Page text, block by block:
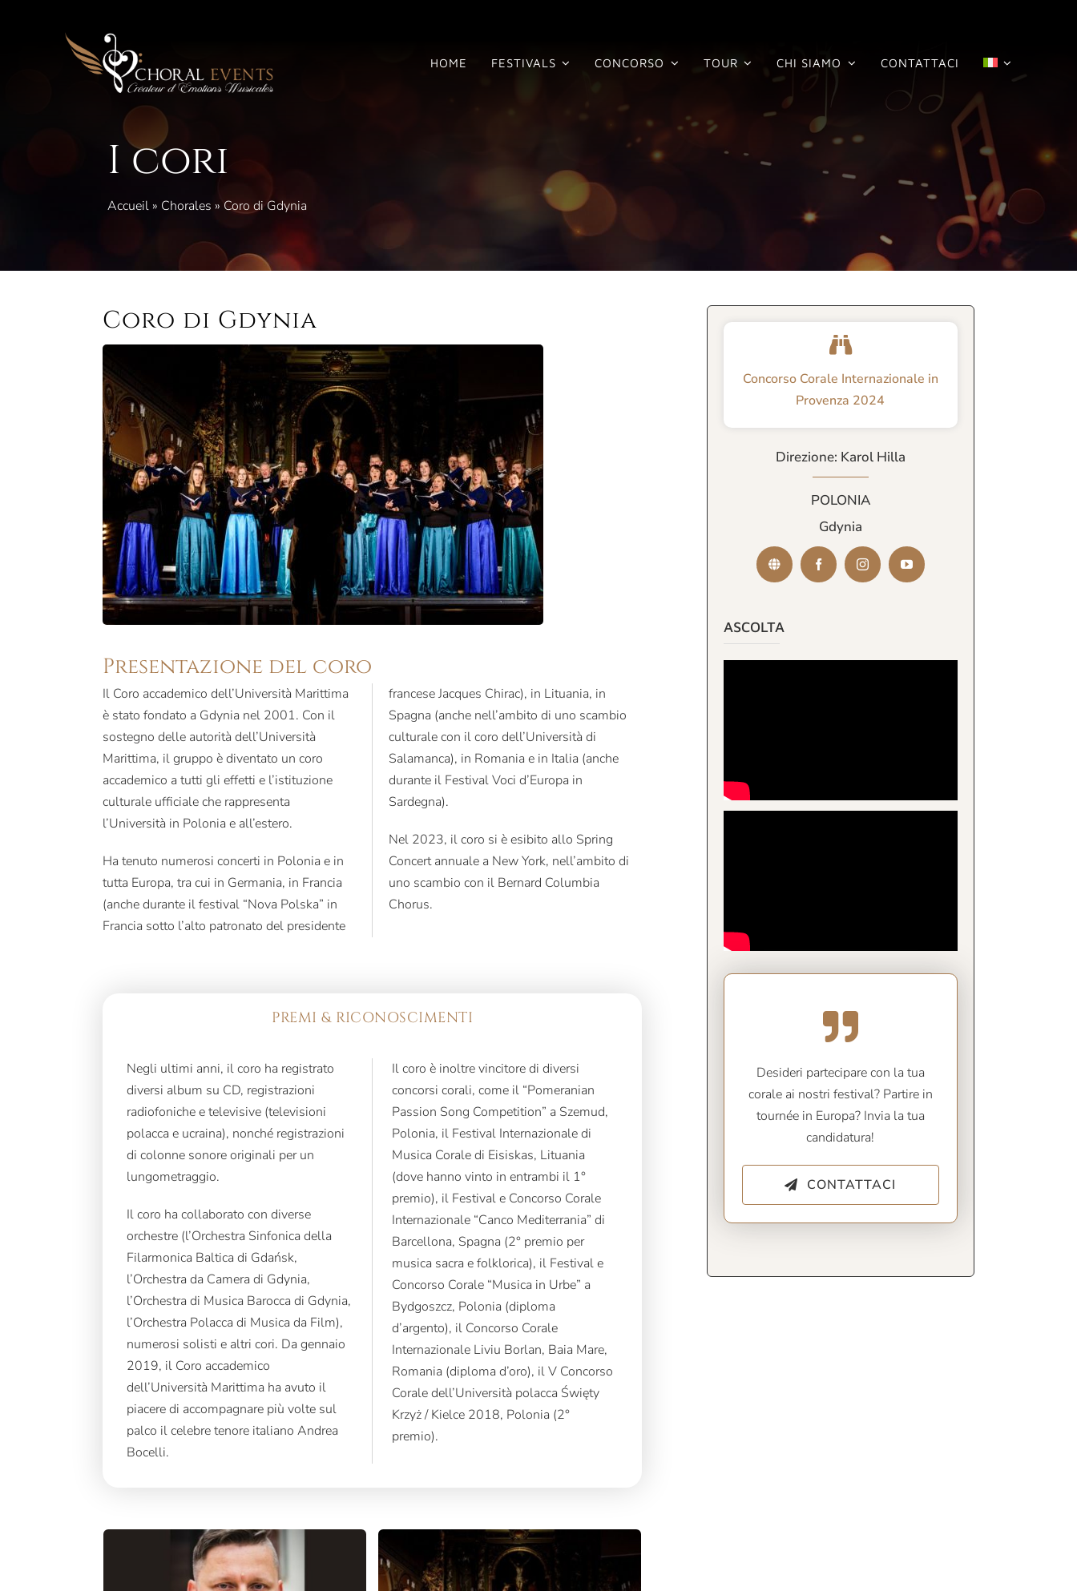
HOME FESTIVALS CONCORSO TOUR CHI SIAMO CONTATTACI
I cori
Accueil » Chorales » Coro di Gdynia
Coro di Gdynia
Presentazione del coro
Il Coro accademico dell’Università Marittima
è stato fondato a Gdynia nel 2001. Con il
sostegno delle autorità dell’Università
Marittima, il gruppo è diventato un coro
accademico a tutti gli effetti e l’istituzione
culturale ufficiale che rappresenta
l’Università in Polonia e all’estero.
Ha tenuto numerosi concerti in Polonia e in
tutta Europa, tra cui in Germania, in Francia
(anche durante il festival “Nova Polska” in
Francia sotto l’alto patronato del presidente
francese Jacques Chirac), in Lituania, in
Spagna (anche nell’ambito di uno scambio
culturale con il coro dell’Università di
Salamanca), in Romania e in Italia (anche
durante il Festival Voci d’Europa in
Sardegna).
Nel 2023, il coro si è esibito allo Spring
Concert annuale a New York, nell’ambito di
uno scambio con il Bernard Columbia
Chorus.
PREMI & RICONOSCIMENTI
Negli ultimi anni, il coro ha registrato
diversi album su CD, registrazioni
radiofoniche e televisive (televisioni
polacca e ucraina), nonché registrazioni
di colonne sonore originali per un
lungometraggio.
Il coro ha collaborato con diverse
orchestre (l’Orchestra Sinfonica della
Filarmonica Baltica di Gdańsk,
l’Orchestra da Camera di Gdynia,
l’Orchestra di Musica Barocca di Gdynia,
l’Orchestra Polacca di Musica da Film),
numerosi solisti e altri cori. Da gennaio
2019, il Coro accademico
dell’Università Marittima ha avuto il
piacere di accompagnare più volte sul
palco il celebre tenore italiano Andrea
Bocelli.
Il coro è inoltre vincitore di diversi
concorsi corali, come il “Pomeranian
Passion Song Competition” a Szemud,
Polonia, il Festival Internazionale di
Musica Corale di Eisiskas, Lituania
(dove hanno vinto in entrambi il 1°
premio), il Festival e Concorso Corale
Internazionale “Canco Mediterrania” di
Barcellona, Spagna (2° premio per
musica sacra e folklorica), il Festival e
Concorso Corale “Musica in Urbe” a
Bydgoszcz, Polonia (diploma
d’argento), il Concorso Corale
Internazionale Liviu Borlan, Baia Mare,
Romania (diploma d’oro), il V Concorso
Corale dell’Università polacca Święty
Krzyż / Kielce 2018, Polonia (2°
premio).
Concorso Corale Internazionale in
Provenza 2024
Direzione: Karol Hilla
POLONIA
Gdynia
ASCOLTA
Desideri partecipare con la tua
corale ai nostri festival? Partire in
tournée in Europa? Invia la tua
candidatura!
CONTATTACI